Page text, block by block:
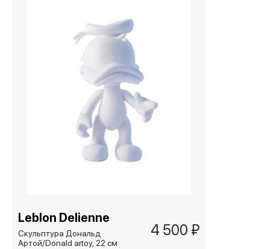
Leblon Delienne
Cкульптура Дональд
Артой/Donald artoy, 22 cм
4 500 ₽